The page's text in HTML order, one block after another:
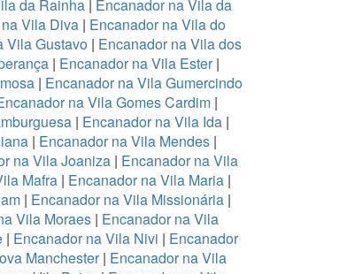
da Rainha | Encanador na Vila da
Vila Diva | Encanador na Vila do
Vila Gustavo| Encanador na Vila dos
| Encanador na Vila Ester|
| Encanador na Vila Gumercindo
na Vila Gomes Cardim|
| Encanador na Vila Ida|
| Encanador na Vila Mendes|
na Vila Joaniza| Encanador na Vila
Mafra | Encanador na Vila Maria|
| Encanador na Vila Missionária|
Vila Moraes | Encanador na Vila
| Encanador na Vila Nivi | Encanador
Manchester| Encanador na Vila